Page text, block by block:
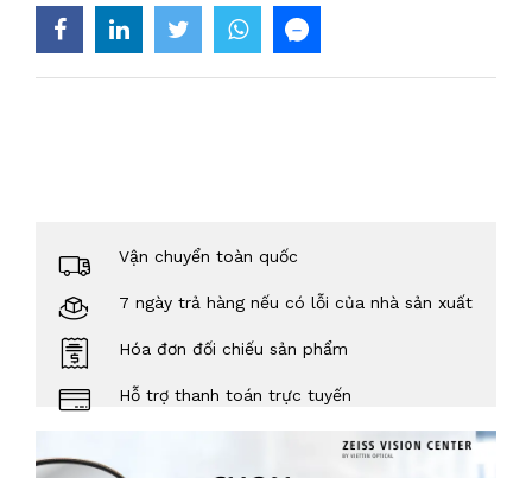
Vận chuyển toàn quốc
7 ngày trả hàng nếu có lỗi của nhà sản xuất
Hóa đơn đối chiếu sản phẩm
Hỗ trợ thanh toán trực tuyến